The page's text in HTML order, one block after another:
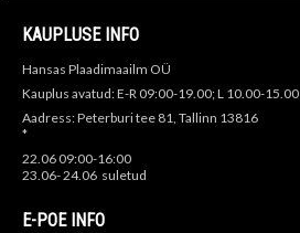
KAUPLUSE INFO
Hansas Plaadimaailm OÜ
Kauplus avatud: E-R 09:00-19.00; L 10.00-15.00
Aadress: Peterburi tee 81, Tallinn 13816
*
22.06 09:00-16:00
23.06- 24.06 suletud
E-POE INFO